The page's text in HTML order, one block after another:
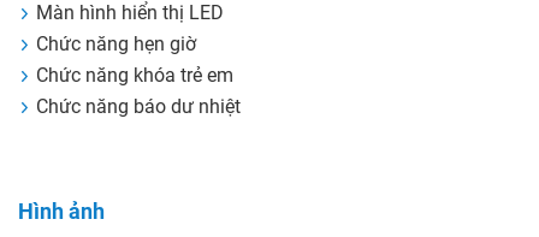
Màn hình hiển thị LED
Chức năng hẹn giờ
Chức năng khóa trẻ em
Chức năng báo dư nhiệt
Hình ảnh